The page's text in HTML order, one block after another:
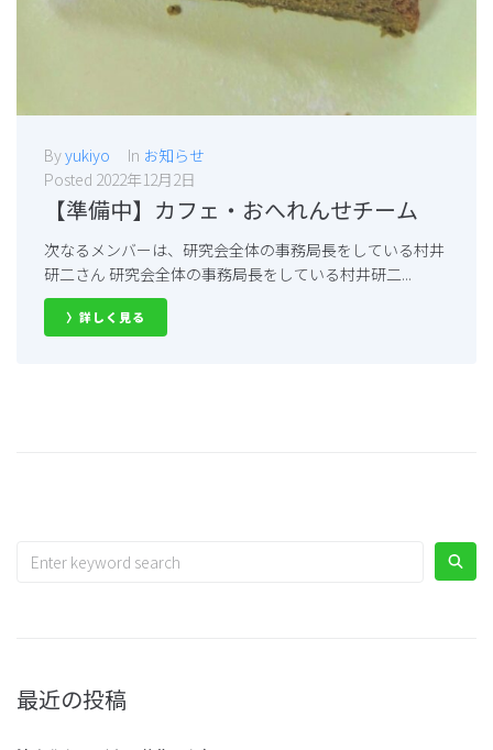
Byyukiyo In お知らせ
Posted 2022年12月2日
【準備中】カフェ・おへれんせチーム
次なるメンバーは、研究会全体の事務局長をしている村井
研二さん 研究会全体の事務局長をしている村井研二...
〉詳しく見る
最近の投稿